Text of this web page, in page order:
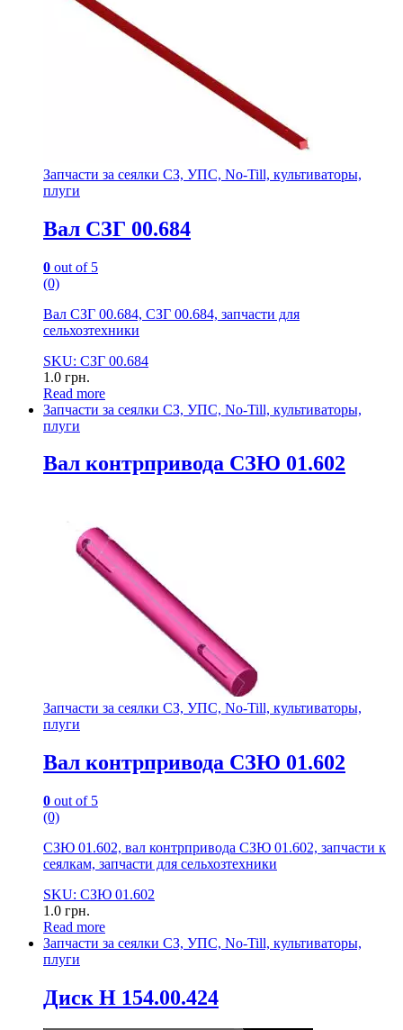
Запчасти за сеялки СЗ, УПС, No-Till, культиваторы,
плуги
Вал СЗГ 00.684
0 out of 5
(0)
Вал СЗГ 00.684, СЗГ 00.684, запчасти для
сельхозтехники
SKU: СЗГ 00.684
1.0 грн.
Read more
Запчасти за сеялки СЗ, УПС, No-Till, культиваторы,
плуги
Вал контрпривода СЗЮ 01.602
Запчасти за сеялки СЗ, УПС, No-Till, культиваторы,
плуги
Вал контрпривода СЗЮ 01.602
0 out of 5
(0)
СЗЮ 01.602, вал контрпривода СЗЮ 01.602, запчасти к
сеялкам, запчасти для сельхозтехники
SKU: СЗЮ 01.602
1.0 грн.
Read more
Запчасти за сеялки СЗ, УПС, No-Till, культиваторы,
плуги
Диск Н 154.00.424